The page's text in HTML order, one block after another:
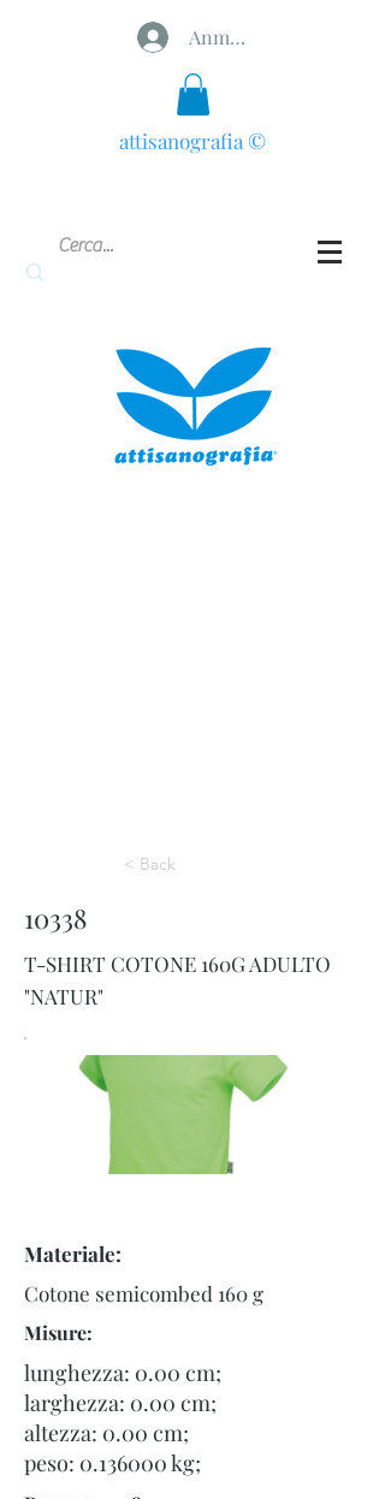
Anmelden
attisanografia ©
< Back
10338
T-SHIRT COTONE 160G ADULTO
"NATUR"
Materiale:
Cotone semicombed 160 g
Misure:
lunghezza: 0.00 cm;
larghezza: 0.00 cm;
altezza: 0.00 cm;
peso: 0.136000kg;